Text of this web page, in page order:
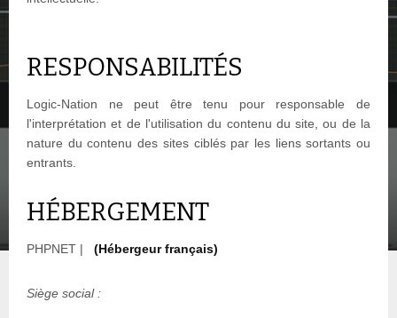
RESPONSABILITÉS
Logic-Nation ne peut être tenu pour responsable de
l'interprétation et de l'utilisation du contenu du site, ou de la
nature du contenu des sites ciblés par les liens sortants ou
entrants.
HÉBERGEMENT
PHPNET | (Hébergeur français)
Siège social :